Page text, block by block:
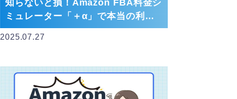
知らないと損！Amazon FBA料金シ
ミュレーター「＋α」で本当の利益
を出す方法
2025.07.27